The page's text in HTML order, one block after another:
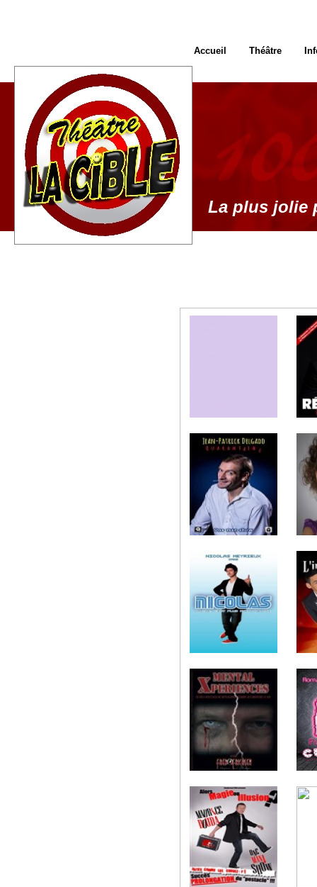
La plus jolie
Accueil Théâtre